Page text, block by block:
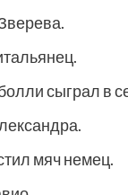
сыграл в
мяч немец.